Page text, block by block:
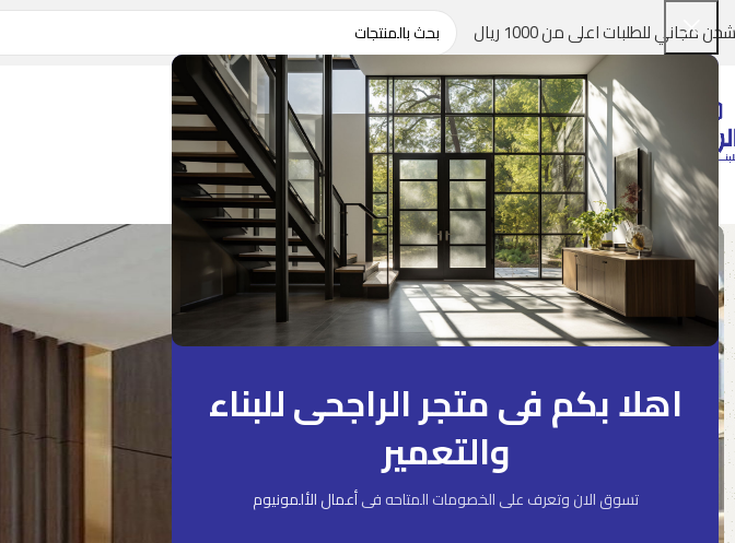
اهلا بكم فى متجر الراجحى للبناء
والتعمير
تسوق الان وتعرف على الخصومات المتاحه فىأعمال الألمونيوم
مجاني للطلبات اعلى من 1000 ريال